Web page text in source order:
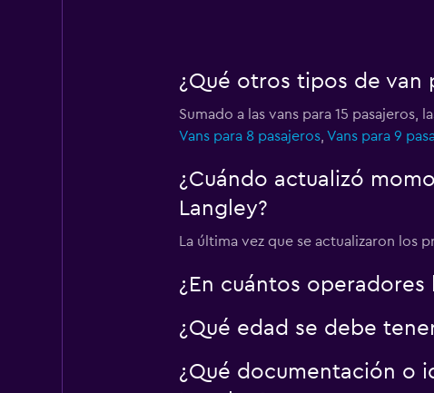
1 punto de arriendo
¿Qué otros tipos de van
Sumado a las vans para 15
Vans para 8 pasajeros, Vans para 9
¿Cuándo actualizó
Langley?
La última vez que se actualizaron los
¿En cuántos
¿Qué edad se debe
¿Qué documentación o